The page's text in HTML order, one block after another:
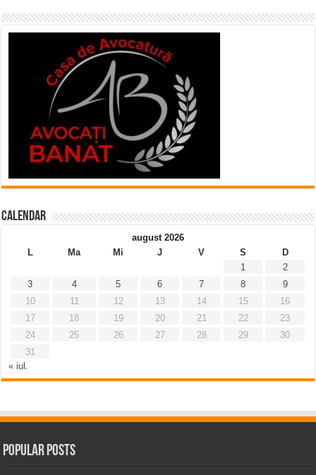
Calendar
august 2026
L
Ma Mi J V S
D
1
2
3
4 5 6 7 8
9
10
11 12 13 14 15
16
17
18 19 20 21 22
23
24
25 26 27 28 29
30
31
« iul.
Popular Posts